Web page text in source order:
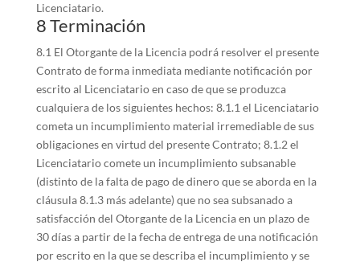
Licenciatario.
8 Terminación
8.1 El Otorgante de la Licencia podrá resolver el presente
Contrato de forma inmediata mediante notificación por
escrito al Licenciatario en caso de que se produzca
cualquiera de los siguientes hechos: 8.1.1 el Licenciatario
cometa un incumplimiento material irremediable de sus
obligaciones en virtud del presente Contrato; 8.1.2 el
Licenciatario comete un incumplimiento subsanable
(distinto de la falta de pago de dinero que se aborda en la
cláusula 8.1.3 más adelante) que no sea subsanado a
satisfacción del Otorgante de la Licencia en un plazo de
30 días a partir de la fecha de entrega de una notificación
por escrito en la que se describa el incumplimiento y se